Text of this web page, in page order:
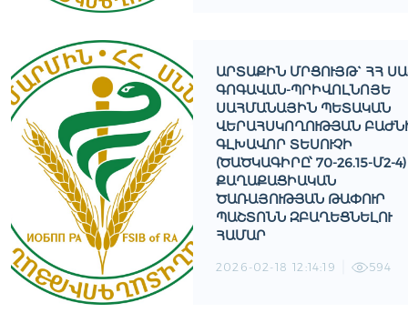
ԱՐՏԱՔԻՆ ՄՐՑՈՒՅԹ` ՀՀ
ԳՈԳԱՎԱՆ-ՊՐԻՎՈԼՆՈՅԵ
ՍԱՀՄԱՆԱՅԻՆ ՊԵՏԱԿԱՆ
ՎԵՐԱՀՍԿՈՂՈՒԹՅԱՆ
ԳԼԽԱՎՈՐ ՏԵՍՈՒՉԻ
(ԾԱԾԿԱԳԻՐԸ՝ 70-26.15-Մ2-4)
ՔԱՂԱՔԱՑԻԱԿԱՆ
ԾԱՌԱՅՈՒԹՅԱՆ ԹԱՓՈՒՐ
ՊԱՇՏՈՆՆ ԶԲԱՂԵՑՆԵԼՈՒ
ՀԱՄԱՐ
2026-02-18 12:14:19 594